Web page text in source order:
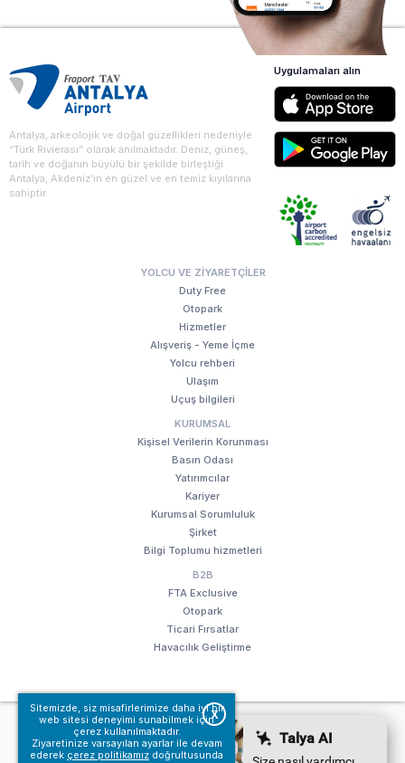
Sitemizde, siz misafirlerimize daha iyi bir
web sitesi deneyimi sunabilmek için
çerez kullanılmaktadır.
Ziyaretinize varsayılan ayarlar ile devam
ederek çerez politikamız doğrultusunda
X
Antalya, arkeolojik ve doğal güzellikleri nedeniyle
“Türk Rivierası” olarak anılmaktadır. Deniz, güneş,
tarih ve doğanın büyülü bir şekilde birleştiği
Antalya, Akdeniz'in en güzel ve en temiz kıyılarına
sahiptir.
YOLCU VE ZIYARETÇILER
Duty Free
Otopark
Hizmetler
Alışveriş - Yeme İçme
Yolcu rehberi
Ulaşım
Uçuş bilgileri
KURUMSAL
Kişisel Verilerin Korunması
Basın Odası
Yatırımcılar
Kariyer
Kurumsal Sorumluluk
Şirket
Bilgi Toplumu hizmetleri
B2B
FTA Exclusive
Otopark
Ticari Fırsatlar
Havacılık Geliştirme
Uygulamaları alın
© Fraport TAV Antalya Havalimanı, 2018. Tüm hakları saklıdır.
Kullanım koşullarımız
Bilgi Toplumu hizmetleri